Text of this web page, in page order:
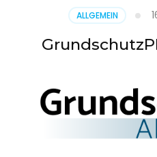
ALLGEMEIN